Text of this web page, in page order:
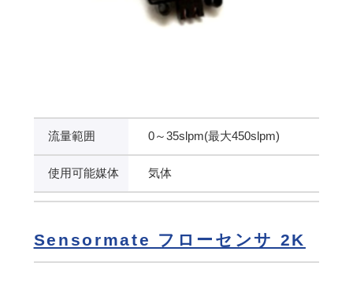
流量範囲 0～35slpm(最大450slpm)
使用可能媒体 気体
Sensormate フローセンサ 2K